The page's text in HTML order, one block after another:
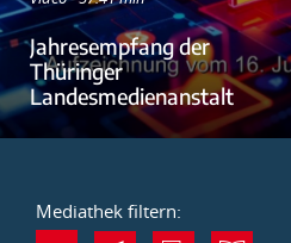
Jahresempfang der
Thüringer
Landesmedienanstalt
Mediathek filtern: